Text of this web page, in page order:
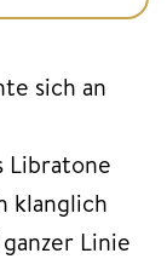
sich an
Libratone
klanglich
Linie